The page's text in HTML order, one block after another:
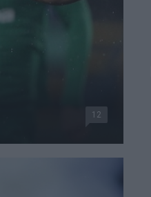
12